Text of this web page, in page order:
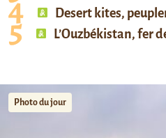
Desert kites,
L’Ouzbékistan, fer
Photo du jour